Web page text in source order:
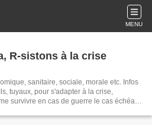
MENU
Le blog d' Eva, R-sistons à la crise
sanitaire, sociale, morale etc. Infos
tuyaux, pour s'adapter à la crise,
survivre en cas de guerre le cas échéant.
publique.